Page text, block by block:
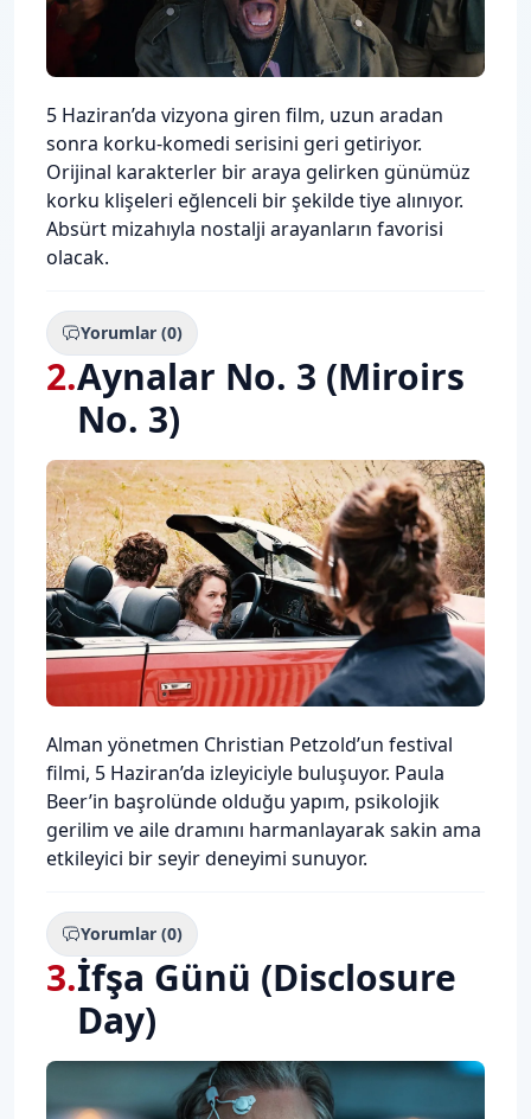
Description
5 Haziran’da vizyona giren film, uzun aradan
sonra korku-komedi serisini geri getiriyor.
Orijinal karakterler bir araya gelirken günümüz
korku klişeleri eğlenceli bir şekilde tiye alınıyor.
Absürt mizahıyla nostalji arayanların favorisi
olacak.
Yorumlar (0)
2.Aynalar No. 3 (Miroirs
No. 3)
Description
Alman yönetmen Christian Petzold’un festival
filmi, 5 Haziran’da izleyiciyle buluşuyor. Paula
Beer’in başrolünde olduğu yapım, psikolojik
gerilim ve aile dramını harmanlayarak sakin ama
etkileyici bir seyir deneyimi sunuyor.
Yorumlar (0)
3.İfşa Günü (Disclosure
Day)